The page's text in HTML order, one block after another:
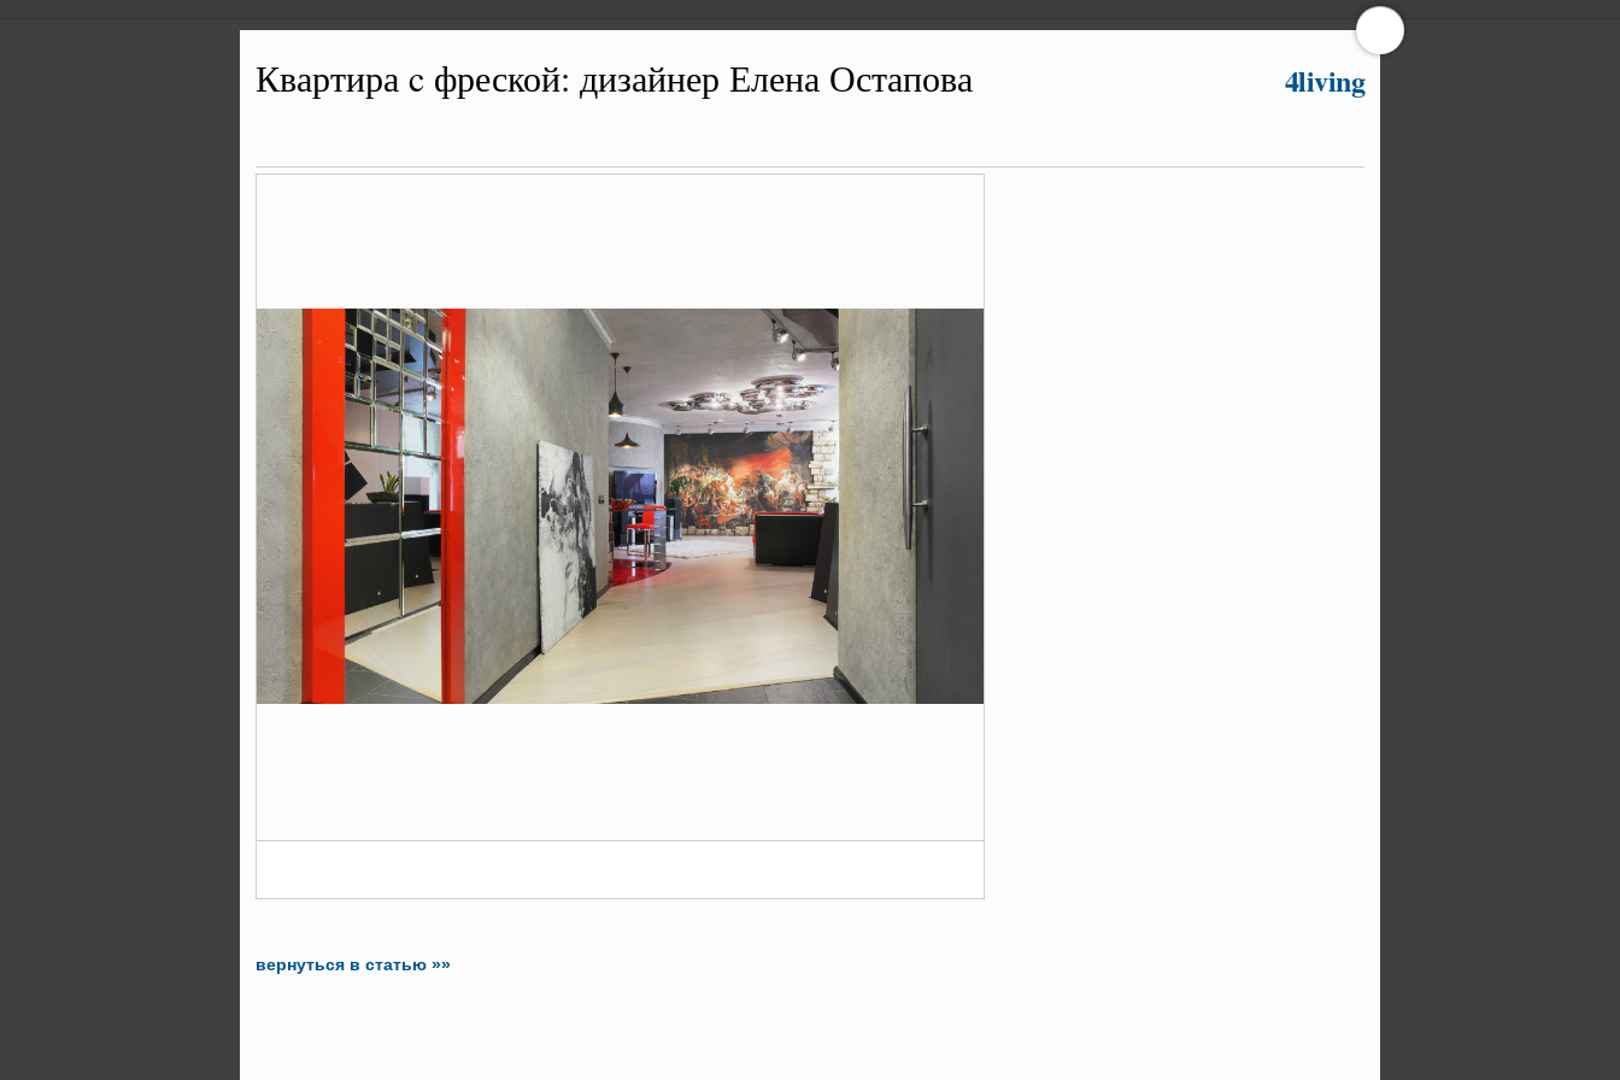
Квартира c фреской: дизайнер Елена Остапова 4living
вернуться в статью »»